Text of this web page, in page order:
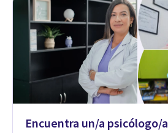
Encuentra un/a psicólogo/a